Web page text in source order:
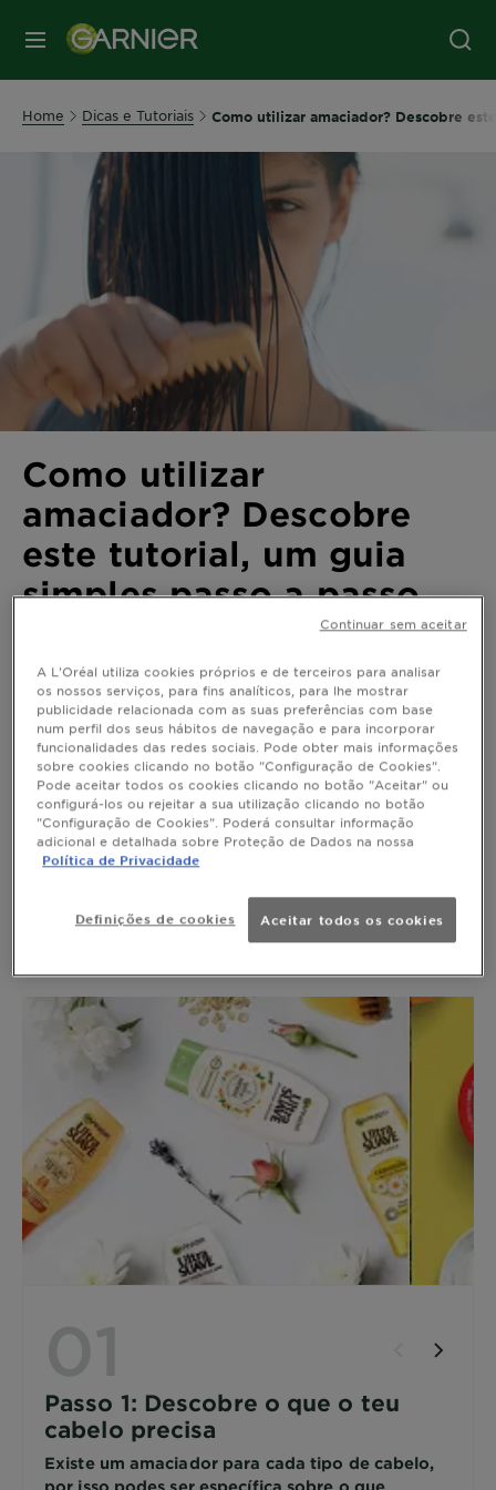
MENU
Home Dicas e Tutoriais Como utilizar amaciador? Descobre
Como utilizar
amaciador? Descobre
este tutorial, um guia
simples passo a passo
Todos sabemos os básicos: o amaciador deixa o
cabelo mais flexível e com uma sensação suave. Mas
isso não é a sua única função. Este guia explica-te
como usar amaciador, dependendo no teu tipo de
cabelo, e qual deverias escolher consoante as suas
necessidades especificas.
Como utilizar amaciador para
o teu tipo de cabelo
Passo 1: Descobre o que o teu
cabelo precisa
Existe um amaciador para cada tipo de cabelo,
por isso podes ser específica sobre o que
A L'Oréal utiliza cookies próprios e de terceiros para analisar
os nossos serviços, para fins analíticos, para lhe mostrar
publicidade relacionada com as suas preferências com base
num perfil dos seus hábitos de navegação e para incorporar
funcionalidades das redes sociais. Pode obter mais informações
sobre cookies clicando no botão "Configuração de Cookies".
Pode aceitar todos os cookies clicando no botão "Aceitar" ou
configurá-los ou rejeitar a sua utilização clicando no botão
"Configuração de Cookies". Poderá consultar informação
adicional e detalhada sobre Proteção de Dados na nossa
Política de Privacidade
Definições de cookies Aceitar todos os cookies
Continuar sem aceitar